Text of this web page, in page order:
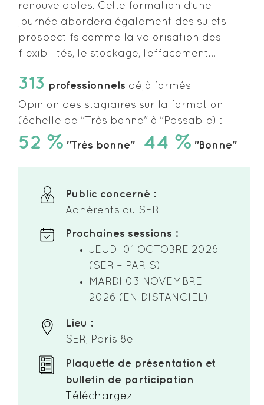
renouvelables. Cette formation d’une
journée abordera également des sujets
prospectifs comme la valorisation des
flexibilités, le stockage, l’effacement…
313 professionnels déjà formés
Opinion des stagiaires sur la formation
(échelle de "Très bonne" à "Passable) :
52 % "Très bonne" 44 % "Bonne"
Public concerné :
Adhérents du SER
Prochaines sessions :
JEUDI 01 OCTOBRE 2026
(SER – PARIS)
MARDI 03 NOVEMBRE
2026 (EN DISTANCIEL)
Lieu :
SER, Paris 8e
Plaquette de présentation et
bulletin de participation
Téléchargez